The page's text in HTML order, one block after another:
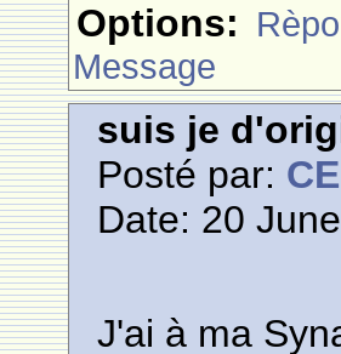
Options:
Message
suis je
Posté par:
Date: 20
J'ai à ma